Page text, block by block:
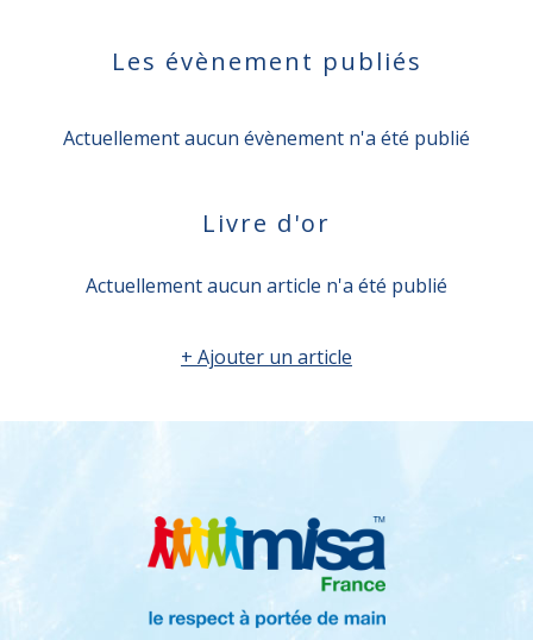
Les évènement publiés
Actuellement aucun évènement n'a été publié
Livre d'or
Actuellement aucun article n'a été publié
+ Ajouter un article